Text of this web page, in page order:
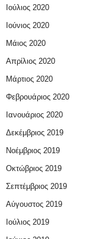
Ιούλιος 2020
Ιούνιος 2020
Μάιος 2020
Απρίλιος 2020
Μάρτιος 2020
Φεβρουάριος 2020
Ιανουάριος 2020
Δεκέμβριος 2019
Νοέμβριος 2019
Οκτώβριος 2019
Σεπτέμβριος 2019
Αύγουστος 2019
Ιούλιος 2019